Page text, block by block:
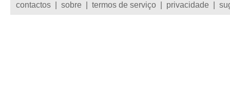
contactos sobre termos de serviço privacidade